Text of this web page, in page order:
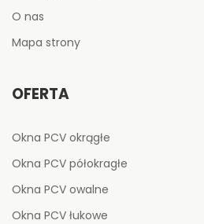
O nas
Mapa strony
OFERTA
Okna PCV okrągłe
Okna PCV półokragłe
Okna PCV owalne
Okna PCV łukowe